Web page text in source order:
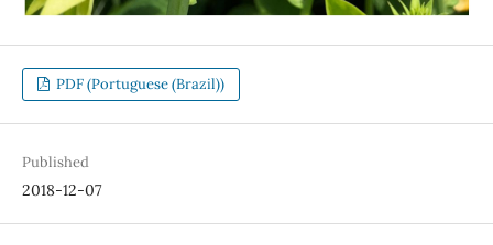
PDF (Portuguese (Brazil))
Published
2018-12-07